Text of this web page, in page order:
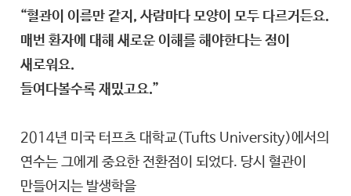
“혈관이 이름만 같지, 사람마다 모양이 모두 다르거든요.
매번 환자에 대해 새로운 이해를 해야한다는 점이
새로워요.
들여다볼수록 재밌고요.”
2014년 미국 터프츠 대학교(Tufts University)에서의
연수는 그에게 중요한 전환점이 되었다. 당시 혈관이
만들어지는 발생학을